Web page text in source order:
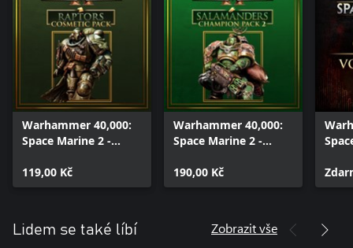
Warhammer 40,000:
Space Marine 2 -
Pack
119,00 Kč
Warhammer 40,000:
Space Marine 2 -
Champion Pack 2
190,00 Kč
Lidem se také líbí Zobrazit vše